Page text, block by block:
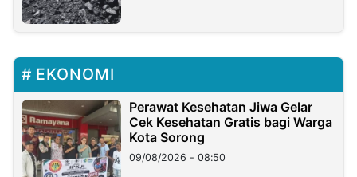
EKONOMI
Perawat Kesehatan Jiwa Gelar
Cek Kesehatan Gratis bagi Warga
Kota Sorong
09/08/2026 - 08:50